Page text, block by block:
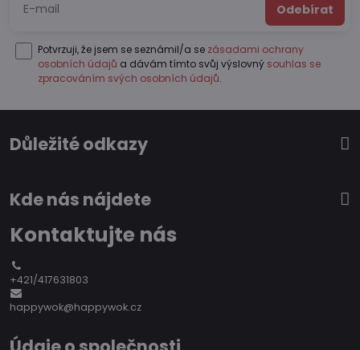
Odebírat
Potvrzuji, že jsem se seznámil/a se zásadami ochrany
osobních údajů a dávám tímto svůj výslovný souhlas se
zpracováním svých osobních údajů.
Důležité odkazy
Kde nás nájdete
Kontaktujte nás
+421/417631803
happywok@happywok.cz